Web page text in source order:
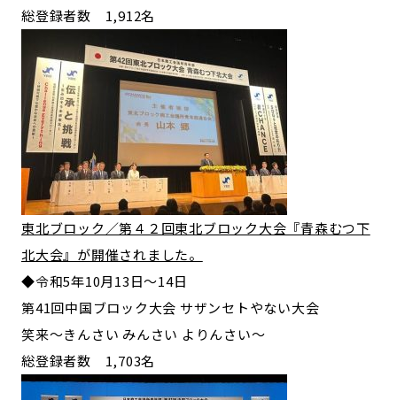
総登録者数 1,912名
東北ブロック／第４２回東北ブロック大会『青森むつ下
北大会』が開催されました。
◆令和5年10月13日～14日
第41回中国ブロック大会 サザンセトやない大会
笑来〜きんさい みんさい よりんさい〜
総登録者数 1,703名